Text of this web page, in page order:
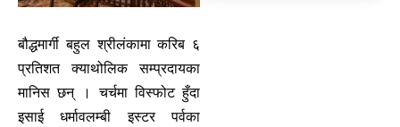
बौद्धमार्गी बहुल श्रीलंकामा करिब ६
प्रतिशत क्याथोलिक सम्प्रदायका
मानिस छन् । चर्चमा विस्फोट हुँदा
इसाई धर्मावलम्बी इस्टर पर्वका